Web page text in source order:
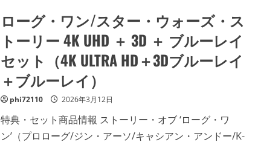
覧
だ
い
ズ/
マ
ダ
リ
ア
ン・
ア
ン
ド・
ロ
ー
グ
ローグ・ワン/スター・ウォーズ・ス
トーリー 4K UHD ＋ 3D ＋ ブルーレイ
セット（4K ULTRA HD＋3Dブルーレイ
＋ブルーレイ）
phi72110 2026年3月12日
特典・セット商品情報 ストーリー・オブ ‘ローグ・ワ
ン’（プロローグ/ジン・アーソ/キャシアン・アンドー/K-